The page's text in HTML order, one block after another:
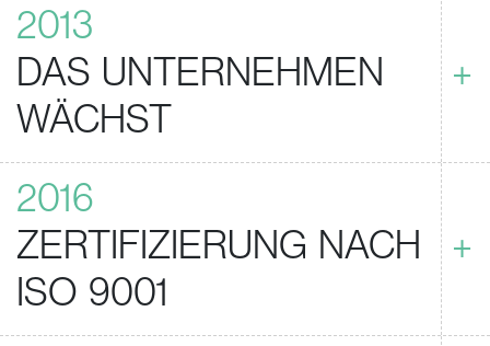
2013
DAS UNTERNEHMEN
WÄCHST
+
2016
ZERTIFIZIERUNG NACH
ISO 9001
+